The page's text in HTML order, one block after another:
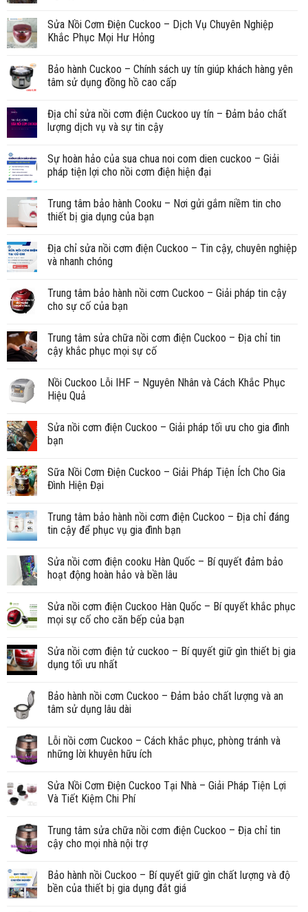
Sửa Nồi Cơm Điện Cuckoo – Dịch Vụ Chuyên Nghiệp
Khắc Phục Mọi Hư Hỏng
Bảo hành Cuckoo – Chính sách uy tín giúp khách hàng yên
tâm sử dụng đồng hồ cao cấp
Địa chỉ sửa nồi cơm điện Cuckoo uy tín – Đảm bảo chất
lượng dịch vụ và sự tin cậy
Sự hoàn hảo của sua chua noi com dien cuckoo – Giải
pháp tiện lợi cho nồi cơm điện hiện đại
Trung tâm bảo hành Cooku – Nơi gửi gắm niềm tin cho
thiết bị gia dụng của bạn
Địa chỉ sửa nồi cơm điện Cuckoo – Tin cậy, chuyên nghiệp
và nhanh chóng
Trung tâm bảo hành nồi cơm Cuckoo – Giải pháp tin cậy
cho sự cố của bạn
Trung tâm sửa chữa nồi cơm điện Cuckoo – Địa chỉ tin
cậy khắc phục mọi sự cố
Nồi Cuckoo Lỗi IHF – Nguyên Nhân và Cách Khắc Phục
Hiệu Quả
Sửa nồi cơm điện Cuckoo – Giải pháp tối ưu cho gia đình
bạn
Sữa Nồi Cơm Điện Cuckoo – Giải Pháp Tiện Ích Cho Gia
Đình Hiện Đại
Trung tâm bảo hành nồi cơm điện Cuckoo – Địa chỉ đáng
tin cậy để phục vụ gia đình bạn
Sửa nồi cơm điện cooku Hàn Quốc – Bí quyết đảm bảo
hoạt động hoàn hảo và bền lâu
Sửa nồi cơm điện Cuckoo Hàn Quốc – Bí quyết khắc phục
mọi sự cố cho căn bếp của bạn
Sửa nồi cơm điện tử cuckoo – Bí quyết giữ gìn thiết bị gia
dụng tối ưu nhất
Bảo hành nồi cơm Cuckoo – Đảm bảo chất lượng và an
tâm sử dụng lâu dài
Lỗi nồi cơm Cuckoo – Cách khắc phục, phòng tránh và
những lời khuyên hữu ích
Sửa Nồi Cơm Điện Cuckoo Tại Nhà – Giải Pháp Tiện Lợi
Và Tiết Kiệm Chi Phí
Trung tâm sửa chữa nồi cơm điện Cuckoo – Địa chỉ tin
cậy cho mọi nhà nội trợ
Bảo hành nồi Cuckoo – Bí quyết giữ gìn chất lượng và độ
bền của thiết bị gia dụng đắt giá